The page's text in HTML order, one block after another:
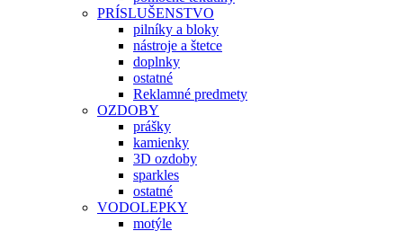
PRÍSLUŠENSTVO
pilníky a bloky
nástroje a štetce
doplnky
ostatné
Reklamné predmety
OZDOBY
prášky
kamienky
3D ozdoby
sparkles
ostatné
VODOLEPKY
motýle